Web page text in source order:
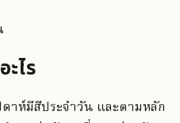
ไร
าห์มีสีประจำวัน และตามหลัก